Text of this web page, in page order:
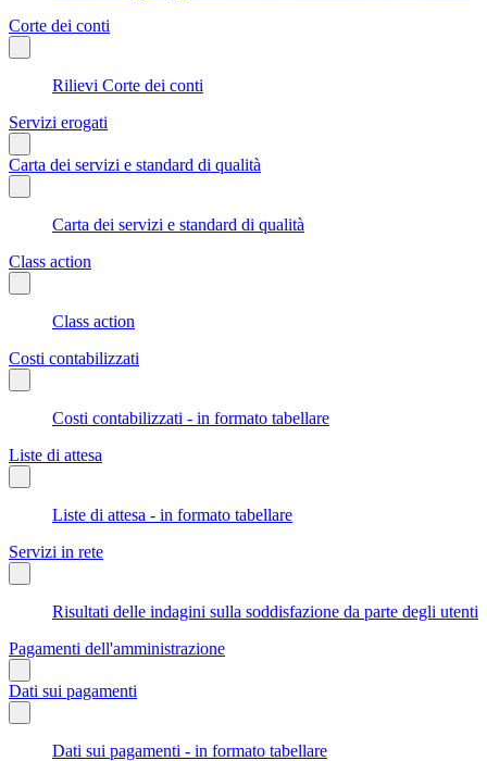
Corte dei conti
Rilievi Corte dei conti
Servizi erogati
Carta dei servizi e standard di qualità
Carta dei servizi e standard di qualità
Class action
Class action
Costi contabilizzati
Costi contabilizzati - in formato tabellare
Liste di attesa
Liste di attesa - in formato tabellare
Servizi in rete
Risultati delle indagini sulla soddisfazione da parte degli utenti
Pagamenti dell'amministrazione
Dati sui pagamenti
Dati sui pagamenti - in formato tabellare